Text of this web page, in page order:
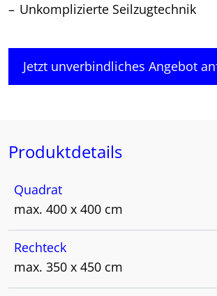
Unkomplizierte Seilzugtechnik
Jetzt unverbindliches Angebot
Produktdetails
Quadrat
max. 400 x 400 cm
Rechteck
max. 350 x 450 cm